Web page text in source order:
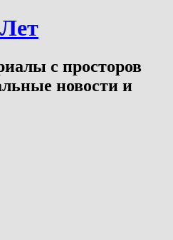
с просторов
новости и